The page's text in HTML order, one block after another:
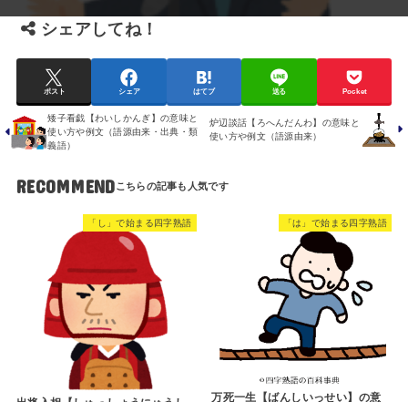
シェアしてね！
ポスト シェア はてブ 送る Pocket
矮子看戯【わいしかんぎ】の意味と
使い方や例文（語源由来・出典・類
義語）
炉辺談話【ろへんだんわ】の意味と
使い方や例文（語源由来）
RECOMMEND
「し」で始まる四字熟語 「は」で始まる四字熟語
万死一生【ばんしいっせい】の意